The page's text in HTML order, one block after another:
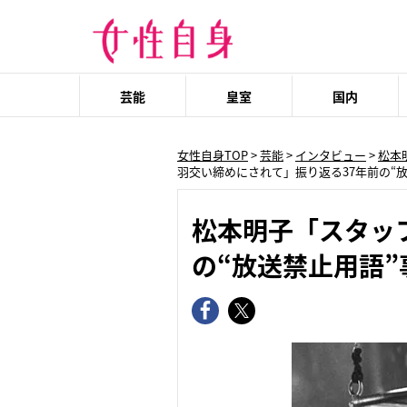
芸能 皇室 国内
女性自身TOP>芸能> インタビュー >松本
羽交い締めにされて」振り返る37年前の“
松本明子「スタッ
の“放送禁止用語”